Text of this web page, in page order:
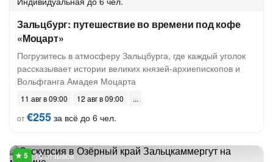
Зальцбург: путешествие во времени под кофе
«Моцарт»
Погрузитесь в атмосферу Зальцбурга, где каждый уголок
рассказывает истории великих князей-архиепископов и
Вольфганга Амадея Моцарта
11 авг в 09:00
12 авг в 09:00
от€255 за всё до 6 чел.
10 отзывов